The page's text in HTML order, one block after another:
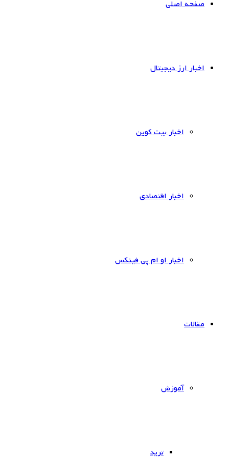
صفحه اصلی
اخبار ارز دیجیتال
اخبار بیت کوین
اخبار اقتصادی
اخبار او ام پی فینکس
مقالات
آموزش
ترید